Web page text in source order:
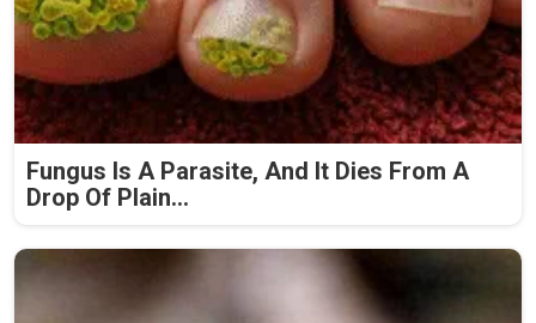
Fungus Is A Parasite, And It Dies From A
Drop Of Plain...